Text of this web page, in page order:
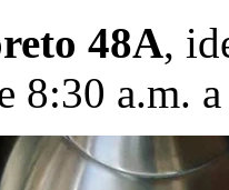
48A,
8:30 a.m.